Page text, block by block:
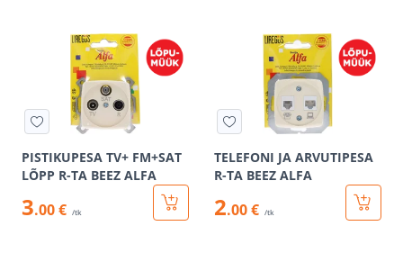
PISTIKUPESA TV+ FM+SAT
LÕPP R-TA BEEZ ALFA
3.00 € /tk
TELEFONI JA ARVUTIPESA
R-TA BEEZ ALFA
2.00 € /tk